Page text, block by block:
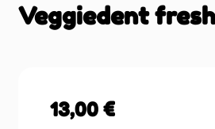
Veggiedent
13,00€